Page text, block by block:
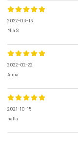
2022-03-13
Mia S
2022-02-22
Anna
2021-10-15
halla